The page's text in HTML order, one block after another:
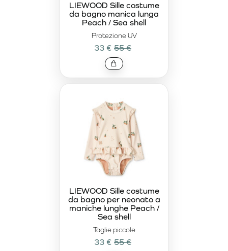
Protezione UV
LIEWOOD Sille costume
da bagno manica lunga
Peach / Sea shell
33 € 55 €
Taglie piccole
LIEWOOD Sille costume
da bagno per neonato a
maniche lunghe Peach /
Sea shell
33 € 55 €